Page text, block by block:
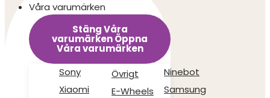
Våra varumärken
Stäng Våra
varumärkenÖppna
Våra varumärken
Sony
Xiaomi
Övrigt
E-Wheels
Ninebot
Samsung